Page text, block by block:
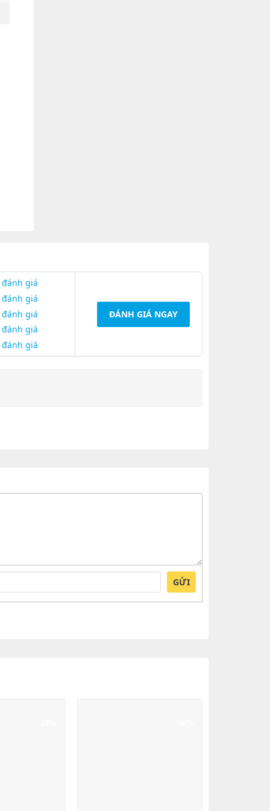
giá
giá
giá
giá
giá
ĐÁNH GIÁ NGAY
GỬI